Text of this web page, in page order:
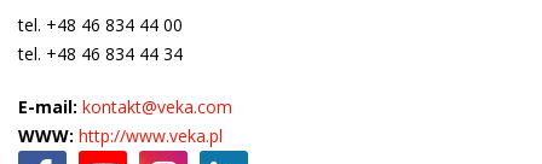
tel. +48 46 834 44 00
tel. +48 46 834 44 34
E-mail: kontakt@veka.com
WWW: http://www.veka.pl